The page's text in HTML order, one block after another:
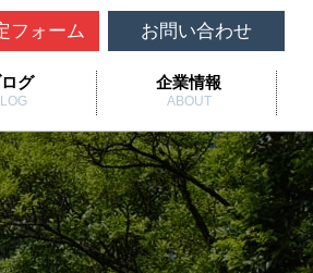
グ 企業情報
ABOUT
フォーム お問い合わせ